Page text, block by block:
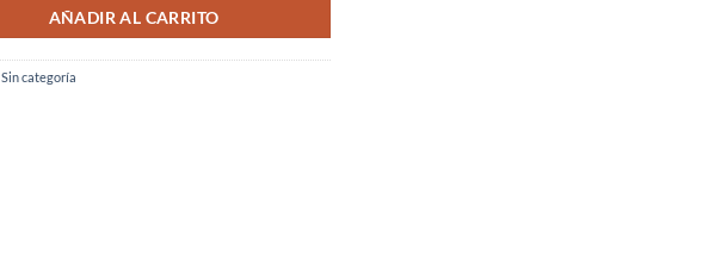
AÑADIR AL CARRITO
Sin categoría